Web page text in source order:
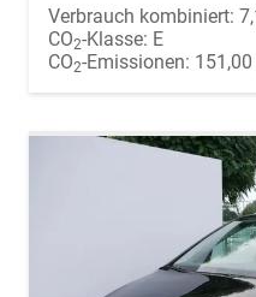
Verbrauch kombiniert:
CO2-Klasse: E
CO2-Emissionen: